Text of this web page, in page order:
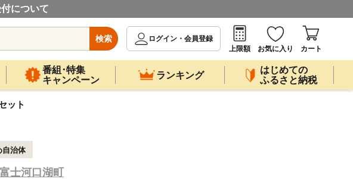
について
検索
ログイン・会員登録
上限額
お気に入り カート
番組･特集
キャンペーン
ランキング
はじめての
ふるさと納税
ット
自治体
士河口湖町